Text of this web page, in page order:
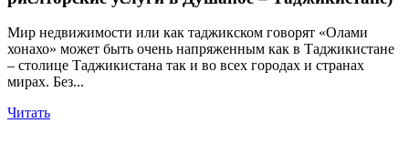
Мир недвижимости или как таджикском говорят «Олами
хонахо» может быть очень напряженным как в Таджикистане
– столице Таджикистана так и во всех городах и странах
мирах. Без...
Читать